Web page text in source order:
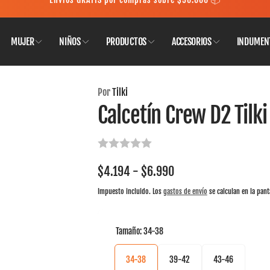
MUJER NIÑOS PRODUCTOS ACCESORIOS
PorTilki
Calcetín Crew D2
$4.194 - $6.990
Impuesto incluido. Los gastos de envío se calculan en la
Tamaño:34-38
34-38 39-42 43-46